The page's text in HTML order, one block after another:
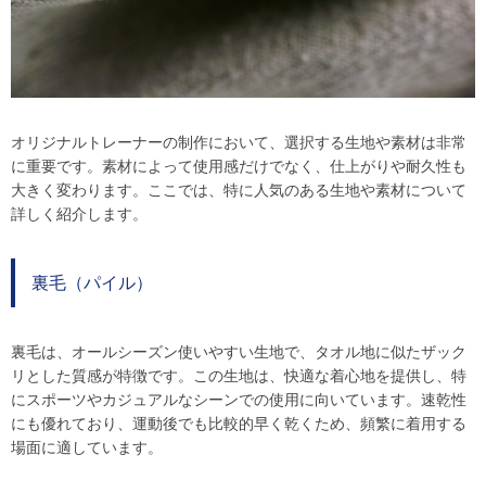
オリジナルトレーナーの制作において、選択する生地や素材は非常
に重要です。素材によって使用感だけでなく、仕上がりや耐久性も
大きく変わります。ここでは、特に人気のある生地や素材について
詳しく紹介します。
裏毛（パイル）
裏毛は、オールシーズン使いやすい生地で、タオル地に似たザック
リとした質感が特徴です。この生地は、快適な着心地を提供し、特
にスポーツやカジュアルなシーンでの使用に向いています。速乾性
にも優れており、運動後でも比較的早く乾くため、頻繁に着用する
場面に適しています。